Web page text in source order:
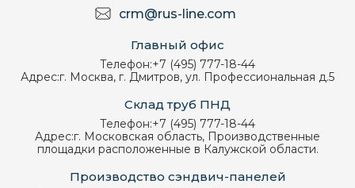
crm@rus-line.com
Главный офис
Телефон:+7 (495) 777-18-44
Адрес:г. Москва, г. Дмитров, ул. Профессиональная д.5
Склад труб ПНД
Телефон:+7 (495) 777-18-44
Адрес:г. Московская область, Производственные
площадки расположенные в Калужской области.
Производство сэндвич-панелей